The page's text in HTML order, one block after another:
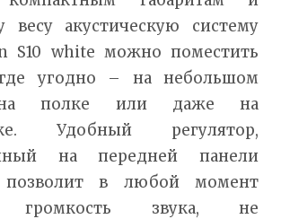
весу акустическую систему
S10 white можно поместить
где угодно – на небольшом
на полке или даже на
Удобный регулятор,
на передней панели
позволит в любой момент
громкость звука, не